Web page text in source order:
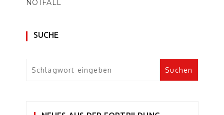
NOTFALL
SUCHE